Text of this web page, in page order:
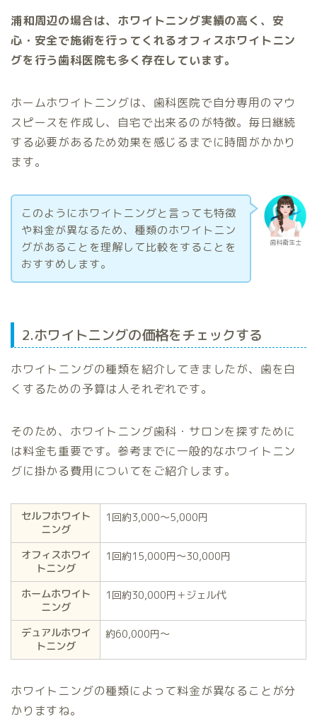
浦和周辺の場合は、ホワイトニング実績の高く、安
心・安全で施術を行ってくれるオフィスホワイトニン
グを行う歯科医院も多く存在しています。
ホームホワイトニングは、歯科医院で自分専用のマウ
スピースを作成し、自宅で出来るのが特徴。毎日継続
する必要があるため効果を感じるまでに時間がかかり
ます。
歯科衛生士
このようにホワイトニングと言っても特徴
や料金が異なるため、種類のホワイトニン
グがあることを理解して比較をすることを
おすすめします。
2.ホワイトニングの価格をチェックする
ホワイトニングの種類を紹介してきましたが、歯を白
くするための予算は人それぞれです。
そのため、ホワイトニング歯科・サロンを探すために
は料金も重要です。参考までに一般的なホワイトニン
グに掛かる費用についてをご紹介します。
セルフホワイト
ニング
1回約3,000〜5,000円
オフィスホワイ
トニング
1回約15,000円〜30,000円
ホームホワイト
ニング
1回約30,000円＋ジェル代
デュアルホワイ
トニング
約60,000円〜
ホワイトニングの種類によって料金が異なることが分
かりますね。